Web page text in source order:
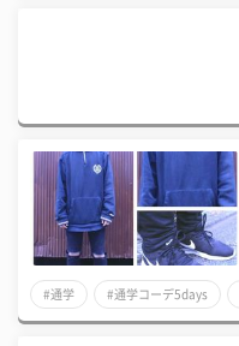
#通学 #通学コーデ5days